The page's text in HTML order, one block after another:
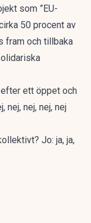
som ”EU-
50 procent av
fram och tillbaka
ett öppet och
nej, nej, nej, nej
Jo: ja, ja,